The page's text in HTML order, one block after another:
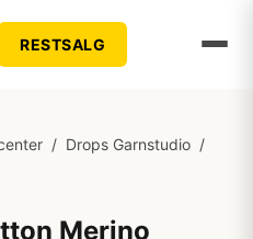
RESTSALG
/ Drops Garnstudio /
Merino